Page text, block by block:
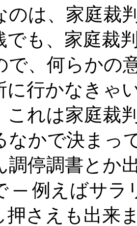
のは、家庭裁
でも、家庭裁
で、何らかの
に行かなきゃ
これは家庭裁
なかで決まっ
調停調書とか
─ 例えばサラ
押さえも出来